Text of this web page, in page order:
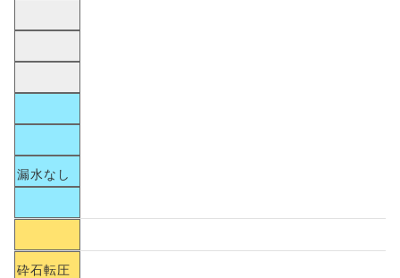
漏水なし
砕石転圧